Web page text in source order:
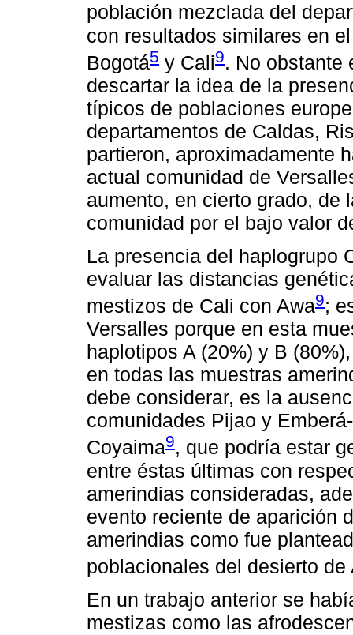
población mezclada del
con resultados similares en
Bogotá5 y Cali9. No obstante
descartar la idea de la
típicos de poblaciones
departamentos de Caldas,
partieron, aproximadamente
actual comunidad de
aumento, en cierto grado, de
comunidad por el bajo valor
La presencia del haplogrupo
evaluar las distancias
mestizos de Cali con Awa9;
Versalles porque en esta
haplotipos A (20%) y B
en todas las muestras
debe considerar, es la
comunidades Pijao y
Coyaima9, que podría estar
entre éstas últimas con
amerindias consideradas,
evento reciente de aparición
amerindias como fue
poblacionales del desierto de
En un trabajo anterior se
mestizas como las